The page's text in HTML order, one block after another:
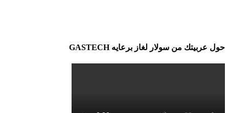
حول عربيتك من سولار لغاز برعايه GASTECH